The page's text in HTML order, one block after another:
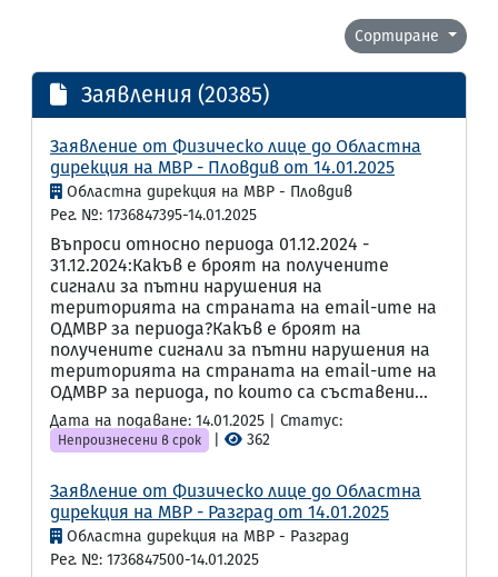
Сортиране
Заявления (20385)
Заявление от Физическо лице до Областна
дирекция на МВР - Пловдив от 14.01.2025
Областна дирекция на МВР - Пловдив
Рег. №: 1736847395-14.01.2025
Въпроси относно периода 01.12.2024 -
31.12.2024:Какъв е броят на получените
сигнали за пътни нарушения на
територията на страната на email-ите на
ОДМВР за периода?Какъв е броят на
получените сигнали за пътни нарушения на
територията на страната на email-ите на
ОДМВР за периода, по които са съставени...
Дата на подаване: 14.01.2025 | Статус:
Непроизнесени в срок 362
Заявление от Физическо лице до Областна
дирекция на МВР - Разград от 14.01.2025
Областна дирекция на МВР - Разград
Рег. №: 1736847500-14.01.2025